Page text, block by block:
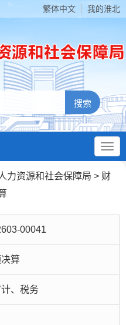
繁体中文 我的淮北
力资源和社会保障局 > 财
00041
算
、税务